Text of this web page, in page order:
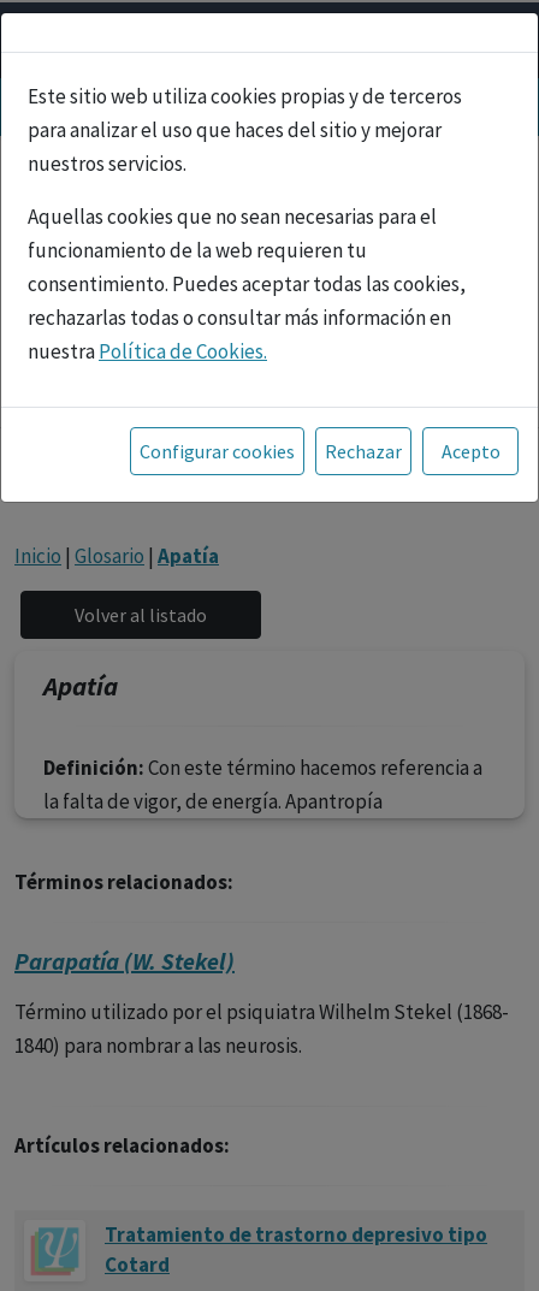
Este sitio web utiliza cookies propias y de terceros
para analizar el uso que haces del sitio y mejorar
nuestros servicios.
Aquellas cookies que no sean necesarias para el
funcionamiento de la web requieren tu
consentimiento. Puedes aceptar todas las cookies,
rechazarlas todas o consultar más información en
nuestraPolítica de Cookies.
Toda la información incluida en la Página Web está
referida a productos del mercado español y, por
tanto, dirigida a profesionales sanitarios legalmente
facultados para prescribir o dispensar medicamentos
con ejercicio profesional. La información técnica de los
fármacos se facilita a título meramente informativo,
siendo responsabilidad de los profesionales
facultados prescribir medicamentos y decidir, en cada
caso concreto, el tratamiento más adecuado a las
necesidades del paciente.
Configurar cookies Rechazar Acepto
Inicio | Glosario | Apatía
Apatía
Definición:Con este término hacemos referencia a
la falta de vigor, de energía. Apantropía
Términos relacionados:
Parapatía (W. Stekel)
Término utilizado por el psiquiatra Wilhelm Stekel (1868-
1840) para nombrar a las neurosis.
Artículos relacionados:
Tratamiento de trastorno depresivo tipo
Cotard